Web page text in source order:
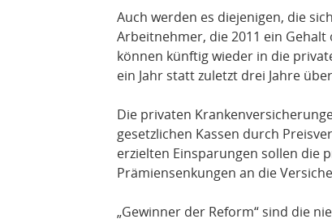
Auch werden es diejenigen, die
Arbeitnehmer, die 2011 ein
können künftig wieder in die
ein Jahr statt zuletzt drei Jahre
Die privaten
gesetzlichen Kassen durch
erzielten Einsparungen sollen die
Prämiensenkungen an die
„Gewinner der Reform“ sind die